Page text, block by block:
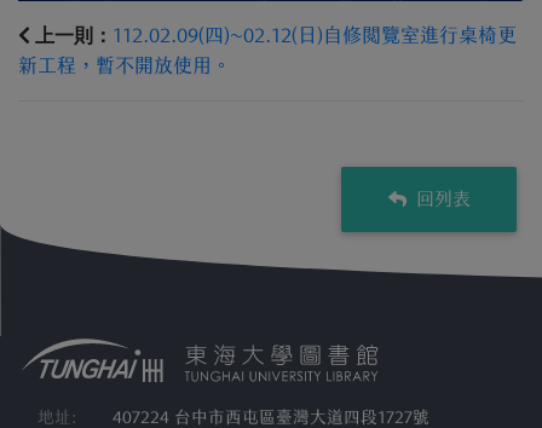
上一則： 112.02.09(四)~02.12(日)自修閱覽室進行桌椅更
新工程，暫不開放使用。
回列表
地址:
407224 台中市西屯區臺灣大道四段1727號